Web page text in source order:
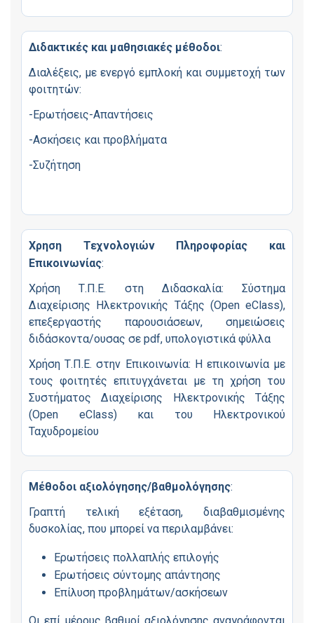
Διδακτικές και μαθησιακές μέθοδοι:
Διαλέξεις, με ενεργό εμπλοκή και συμμετοχή των
φοιτητών:
-Ερωτήσεις-Απαντήσεις
-Ασκήσεις και προβλήματα
-Συζήτηση
Χρηση Τεχνολογιών Πληροφορίας και
Επικοινωνίας:
Χρήση Τ.Π.Ε. στη Διδασκαλία: Σύστημα
Διαχείρισης Ηλεκτρονικής Τάξης (Open eClass),
επεξεργαστής παρουσιάσεων, σημειώσεις
διδάσκοντα/ουσας σε pdf, υπολογιστικά φύλλα
Χρήση Τ.Π.Ε. στην Επικοινωνία: Η επικοινωνία με
τους φοιτητές επιτυγχάνεται με τη χρήση του
Συστήματος Διαχείρισης Ηλεκτρονικής Τάξης
(Open eClass) και του Ηλεκτρονικού
Ταχυδρομείου
Μέθοδοι αξιολόγησης/βαθμολόγησης:
Γραπτή τελική εξέταση, διαβαθμισμένης
δυσκολίας, που μπορεί να περιλαμβάνει:
Ερωτήσεις πολλαπλής επιλογής
Ερωτήσεις σύντομης απάντησης
Επίλυση προβλημάτων/ασκήσεων